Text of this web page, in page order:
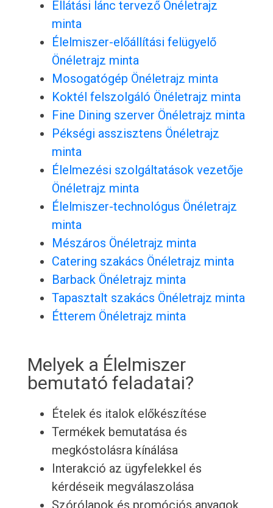
Ellátási lánc tervező Önéletrajz
minta
Élelmiszer-előállítási felügyelő
Önéletrajz minta
Mosogatógép Önéletrajz minta
Koktél felszolgáló Önéletrajz minta
Fine Dining szerver Önéletrajz minta
Pékségi asszisztens Önéletrajz
minta
Élelmezési szolgáltatások vezetője
Önéletrajz minta
Élelmiszer-technológus Önéletrajz
minta
Mészáros Önéletrajz minta
Catering szakács Önéletrajz minta
Barback Önéletrajz minta
Tapasztalt szakács Önéletrajz minta
Étterem Önéletrajz minta
Melyek a Élelmiszer
bemutató feladatai?
Ételek és italok előkészítése
Termékek bemutatása és
megkóstolásra kínálása
Interakció az ügyfelekkel és
kérdéseik megválaszolása
Szórólapok és promóciós anyagok